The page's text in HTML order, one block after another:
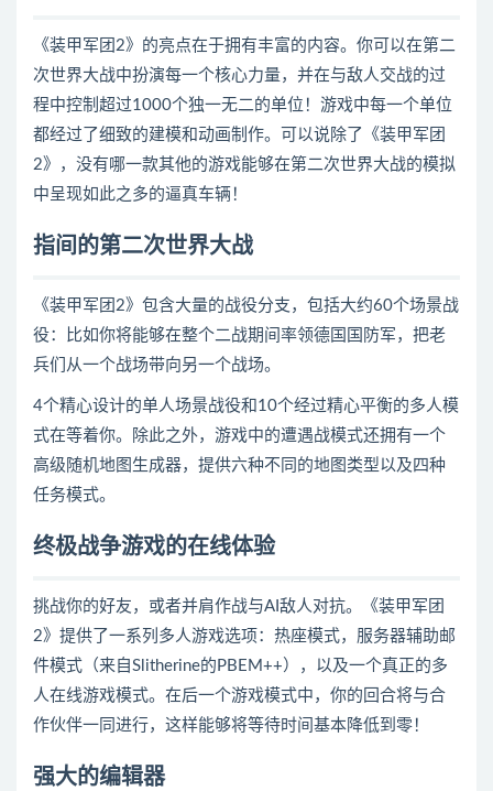
《装甲军团2》的亮点在于拥有丰富的内容。你可以在第二
次世界大战中扮演每一个核心力量，并在与敌人交战的过
程中控制超过1000个独一无二的单位！游戏中每一个单位
都经过了细致的建模和动画制作。可以说除了《装甲军团
2》，没有哪一款其他的游戏能够在第二次世界大战的模拟
中呈现如此之多的逼真车辆！
指间的第二次世界大战
《装甲军团2》包含大量的战役分支，包括大约60个场景战
役：比如你将能够在整个二战期间率领德国国防军，把老
兵们从一个战场带向另一个战场。
4个精心设计的单人场景战役和10个经过精心平衡的多人模
式在等着你。除此之外，游戏中的遭遇战模式还拥有一个
高级随机地图生成器，提供六种不同的地图类型以及四种
任务模式。
终极战争游戏的在线体验
挑战你的好友，或者并肩作战与AI敌人对抗。《装甲军团
2》提供了一系列多人游戏选项：热座模式，服务器辅助邮
件模式（来自Slitherine的PBEM++），以及一个真正的多
人在线游戏模式。在后一个游戏模式中，你的回合将与合
作伙伴一同进行，这样能够将等待时间基本降低到零！
强大的编辑器